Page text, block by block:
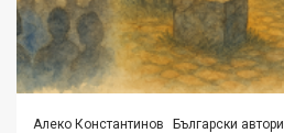
Алеко Константинов Български автори